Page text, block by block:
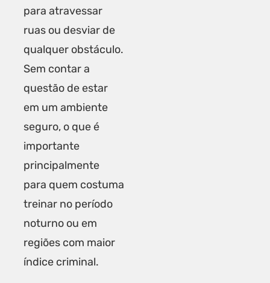
para atravessar
ruas ou desviar de
qualquer obstáculo.
Sem contar a
questão de estar
em um ambiente
seguro, o que é
importante
principalmente
para quem costuma
treinar no período
noturno ou em
regiões com maior
índice criminal.